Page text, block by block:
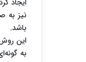
ایجاد
نیز به
باشد.
به